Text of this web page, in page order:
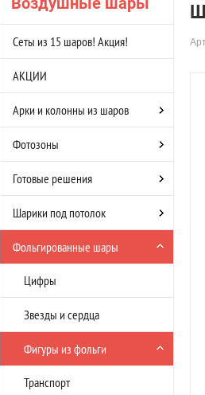
Сеты из 15 шаров! Акция!
АКЦИИ
Арки и колонны из шаров
Фотозоны
Готовые решения
Шарики под потолок
Фольгированные шары
Цифры
Звезды и сердца
Фигуры из фольги
Транспорт